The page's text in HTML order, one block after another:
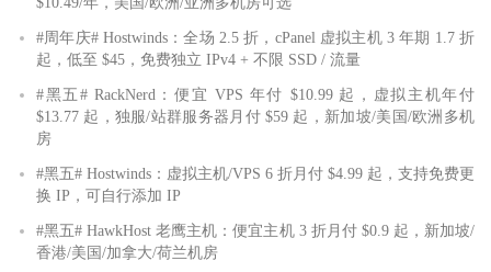
#周年庆# Hostwinds：全场 2.5 折，cPanel 虚拟主机 3 年期 1.7 折
起，低至 $45，免费独立 IPv4 + 不限 SSD / 流量
#黑五# RackNerd：便宜 VPS 年付 $10.99 起，虚拟主机年付
$13.77 起，独服/站群服务器月付 $59 起，新加坡/美国/欧洲多机
房
#黑五# Hostwinds：虚拟主机/VPS 6 折月付 $4.99 起，支持免费更
换 IP，可自行添加 IP
#黑五# HawkHost 老鹰主机：便宜主机 3 折月付 $0.9 起，新加坡/
香港/美国/加拿大/荷兰机房